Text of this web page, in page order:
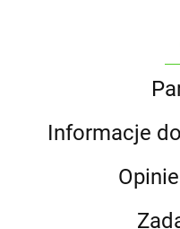
Informacje